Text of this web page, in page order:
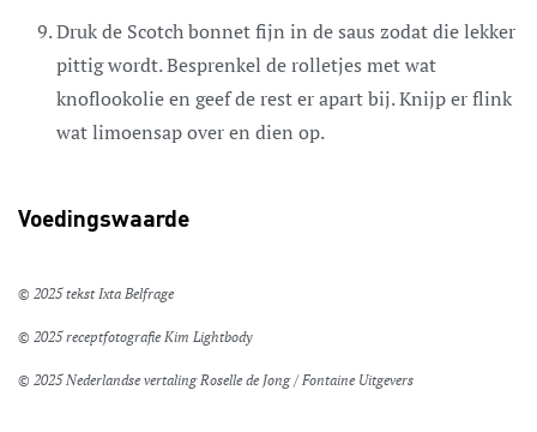
Druk de Scotch bonnet fijn in de saus zodat die lekker
pittig wordt. Besprenkel de rolletjes met wat
knoflookolie en geef de rest er apart bij. Knijp er flink
wat limoensap over en dien op.
Voedingswaarde
© 2025 tekst Ixta Belfrage
© 2025 receptfotografie Kim Lightbody
© 2025 Nederlandse vertaling Roselle de Jong / Fontaine Uitgevers